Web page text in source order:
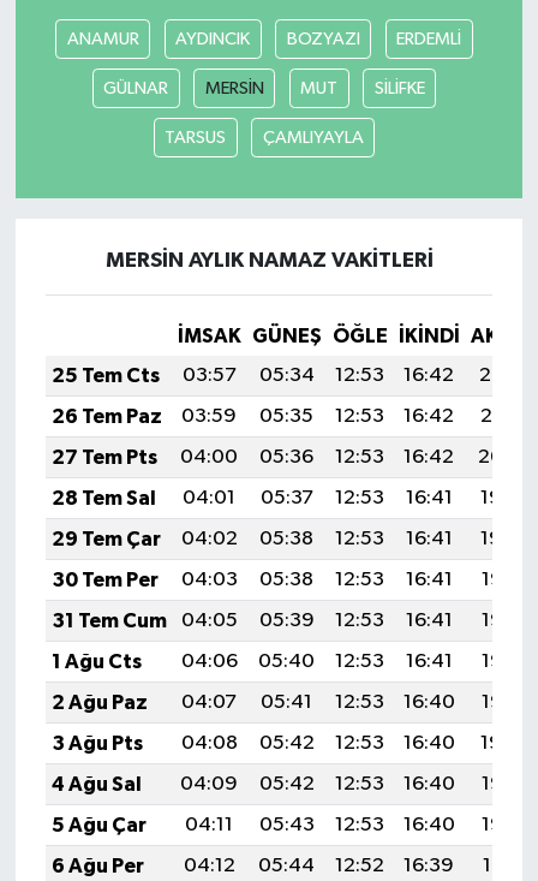
ANAMUR AYDINCIK BOZYAZI ERDEMLİ
GÜLNAR MERSİN MUT SİLİFKE
TARSUS ÇAMLIYAYLA
MERSİN AYLIK NAMAZ VAKITLERI
İMSAK GÜNEŞ ÖĞLE İKINDI
25 Tem Cts
03:57 05:34 12:53 16:42
20:02
26 Tem Paz
03:59 05:35 12:53 16:42
20:01
27 Tem Pts
04:00 05:36 12:53 16:42
20:00
28 Tem Sal
04:01 05:37 12:53 16:41
19:59
29 Tem Çar
04:02 05:38 12:53 16:41
19:59
30 Tem Per
04:03 05:38 12:53 16:41
19:58
31 Tem Cum
04:05 05:39 12:53 16:41
19:57
1 Ağu Cts
04:06 05:40 12:53 16:41
19:56
2 Ağu Paz
04:07 05:41 12:53 16:40
19:55
3 Ağu Pts
04:08 05:42 12:53 16:40
19:54
4 Ağu Sal
04:09 05:42 12:53 16:40
19:53
5 Ağu Çar
04:11 05:43 12:53 16:40
19:52
6 Ağu Per
04:12 05:44 12:52 16:39 19:51